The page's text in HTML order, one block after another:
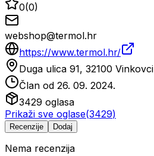
0(0)
webshop@termol.hr
https://www.termol.hr/
Duga ulica 91, 32100 Vinkovci
Član od 26. 09. 2024.
3429 oglasa
Prikaži sve oglase(3429)
Recenzije Dodaj
Nema recenzija